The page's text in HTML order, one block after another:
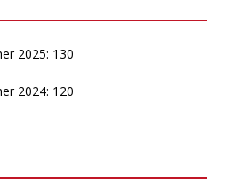
2025: 130
2024: 120